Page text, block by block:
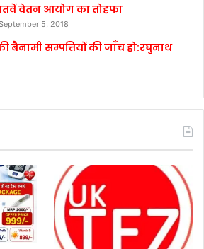
वेतन आयोग का तोहफा
5, 2018
बैनामी सम्पत्तियों की जाँच हो:रघुनाथ